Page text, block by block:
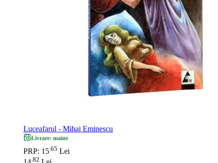
Luceafarul - Mihai Eminescu
Livrare: maine
PRP: 15 65 Lei
82